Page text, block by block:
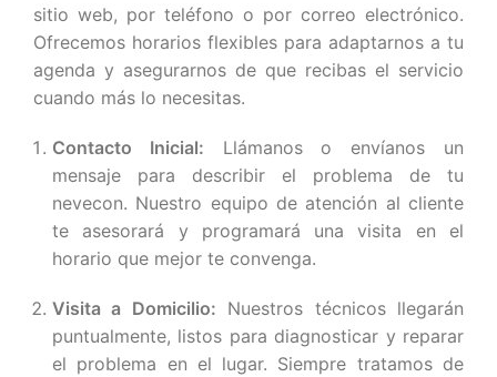
sitio web, por teléfono o por correo electrónico.
Ofrecemos horarios flexibles para adaptarnos a tu
agenda y asegurarnos de que recibas el servicio
cuando más lo necesitas.
Contacto Inicial: Llámanos o envíanos un
mensaje para describir el problema de tu
nevecon. Nuestro equipo de atención al cliente
te asesorará y programará una visita en el
horario que mejor te convenga.
Visita a Domicilio: Nuestros técnicos llegarán
puntualmente, listos para diagnosticar y reparar
el problema en el lugar. Siempre tratamos de